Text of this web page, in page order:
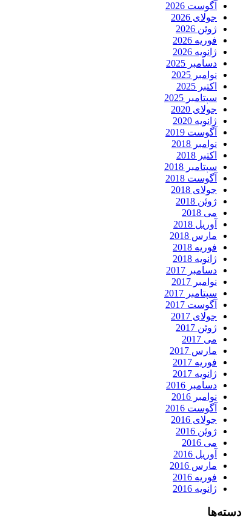
آگوست 2026
جولای 2026
ژوئن 2026
فوریه 2026
ژانویه 2026
دسامبر 2025
نوامبر 2025
اکتبر 2025
سپتامبر 2025
جولای 2020
ژانویه 2020
آگوست 2019
نوامبر 2018
اکتبر 2018
سپتامبر 2018
آگوست 2018
جولای 2018
ژوئن 2018
می 2018
آوریل 2018
مارس 2018
فوریه 2018
ژانویه 2018
دسامبر 2017
نوامبر 2017
سپتامبر 2017
آگوست 2017
جولای 2017
ژوئن 2017
می 2017
مارس 2017
فوریه 2017
ژانویه 2017
دسامبر 2016
نوامبر 2016
آگوست 2016
جولای 2016
ژوئن 2016
می 2016
آوریل 2016
مارس 2016
فوریه 2016
ژانویه 2016
دسته‌ها